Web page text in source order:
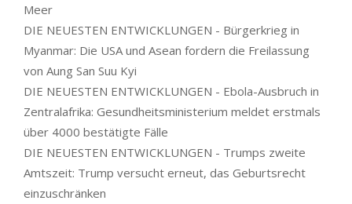
Meer
DIE NEUESTEN ENTWICKLUNGEN - Bürgerkrieg in
Myanmar: Die USA und Asean fordern die Freilassung
von Aung San Suu Kyi
DIE NEUESTEN ENTWICKLUNGEN - Ebola-Ausbruch in
Zentralafrika: Gesundheitsministerium meldet erstmals
über 4000 bestätigte Fälle
DIE NEUESTEN ENTWICKLUNGEN - Trumps zweite
Amtszeit: Trump versucht erneut, das Geburtsrecht
einzuschränken